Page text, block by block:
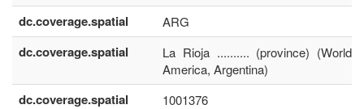
dc.coverage.spatial ARG
dc.coverage.spatial
La Rioja .......... (province) (World,
America, Argentina)
dc.coverage.spatial 1001376